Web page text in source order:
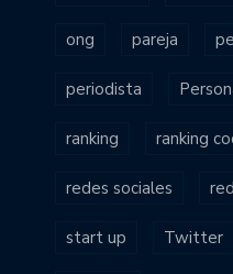
ong pareja
periodista
ranking ranking
redes sociales
start up Twitter